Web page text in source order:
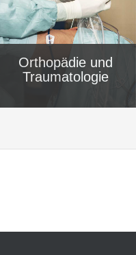
Orthopädie und
Traumatologie